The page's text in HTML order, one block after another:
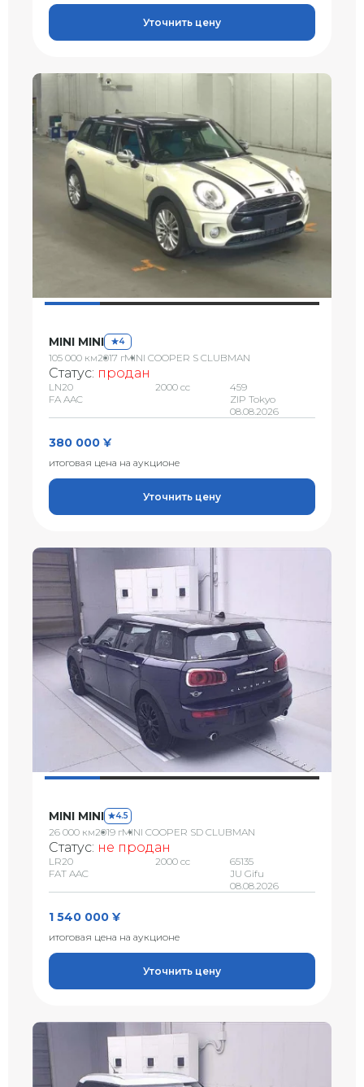
Уточнить цену
MINI MINI 4
105 000 км2017 гMINI COOPER S CLUBMAN
Статус: продан
LN20
FA AAC
2000 сс
459
ZIP Tokyo
08.08.2026
380 000 ¥
итоговая цена на аукционе
Уточнить цену
MINI MINI 4.5
26 000 км2019 гMINI COOPER SD CLUBMAN
Статус: не продан
LR20
FAT AAC
2000 сс
65135
JU Gifu
08.08.2026
1 540 000 ¥
итоговая цена на аукционе
Уточнить цену